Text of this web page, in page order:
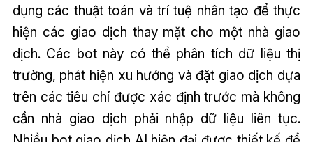
dụng các thuật toán và trí tuệ nhân tạo để thực
hiện các giao dịch thay mặt cho một nhà giao
dịch. Các bot này có thể phân tích dữ liệu thị
trường, phát hiện xu hướng và đặt giao dịch dựa
trên các tiêu chí được xác định trước mà không
cần nhà giao dịch phải nhập dữ liệu liên tục.